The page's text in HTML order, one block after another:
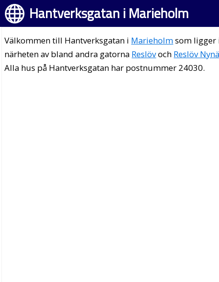
Hantverksgatan i Marieholm
Välkommen till Hantverksgatan i Marieholmsom ligger
närheten av bland andra gatorna Reslövoch Reslöv
Alla hus på Hantverksgatan har postnummer 24030.